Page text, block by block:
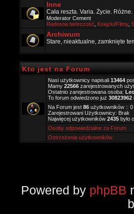
Inne
Cała reszta. Varia. Życie.
Moderator Cement
Radosna twórczość
Ksiązki/Filmy,
Archiwum
Stare, nieaktualne, zamknięte
Kto jest na Forum
Nasi użytkownicy napisali 13464
Mamy 22566 zarejestrowanych
Ostatnio zarejestrowana osoba:
To forum odwiedzono już 30823962
Na Forum jest 86 użytkowników ::
Zarejestrowani Użytkownicy: Brak
Najwięcej użytkowników 2435 było
Osoby odpowiedzialne za Forum
Ostrzeżenia użytkowników
Powered by phpBB